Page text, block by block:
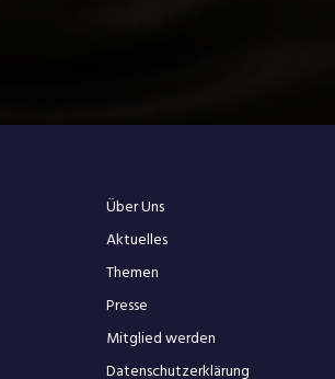
Über Uns
Aktuelles
Themen
Presse
Mitglied werden
Datenschutzerklärung